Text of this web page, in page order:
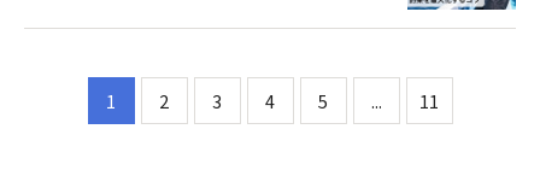
1 2 3 4 5 ... 11